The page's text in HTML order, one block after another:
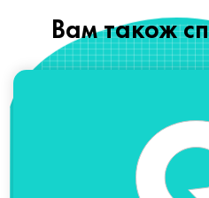
Вам також